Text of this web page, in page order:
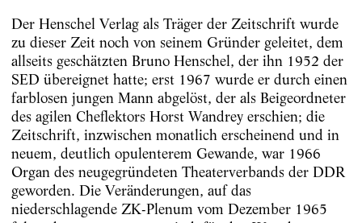
Der Henschel Verlag als Träger der Zeitschrift wurde
zu dieser Zeit noch von seinem Gründer geleitet, dem
allseits geschätzten Bruno Henschel, der ihn 1952 der
SED übereignet hatte; erst 1967 wurde er durch einen
farb­losen jungen Mann abgelöst, der als Beigeordneter
des ­agilen Cheflektors Horst Wandrey erschien; die
Zeitschrift, inzwischen monatlich erscheinend und in
neuem, deutlich opulenterem Gewande, war 1966
Organ des neugegründeten Theaterverbands der DDR
geworden. Die Veränderungen, auf das
niederschlagende ZK-Plenum vom Dezember 1965